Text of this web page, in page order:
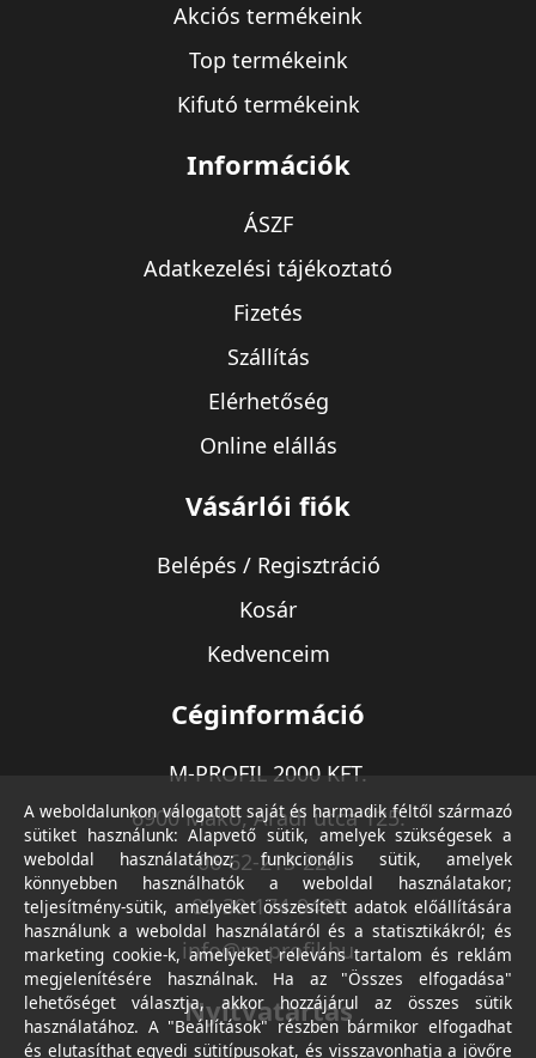
Akciós termékeink
Top termékeink
Kifutó termékeink
Információk
ÁSZF
Adatkezelési tájékoztató
Fizetés
Szállítás
Elérhetőség
Online elállás
Vásárlói fiók
Belépés / Regisztráció
Kosár
Kedvenceim
Céginformáció
M-PROFIL 2000 KFT.
6900 Makó, Aradi utca 125.
06-62-213-220
06-30-174-9490
info@m-profil.hu
Nyitvatartás
A weboldalunkon válogatott saját és harmadik féltől származó
sütiket használunk: Alapvető sütik, amelyek szükségesek a
weboldal használatához; funkcionális sütik, amelyek
könnyebben használhatók a weboldal használatakor;
teljesítmény-sütik, amelyeket összesített adatok előállítására
használunk a weboldal használatáról és a statisztikákról; és
marketing cookie-k, amelyeket releváns tartalom és reklám
megjelenítésére használnak. Ha az "Összes elfogadása"
lehetőséget választja, akkor hozzájárul az összes sütik
használatához. A "Beállítások" részben bármikor elfogadhat
és elutasíthat egyedi sütitípusokat, és visszavonhatja a jövőre